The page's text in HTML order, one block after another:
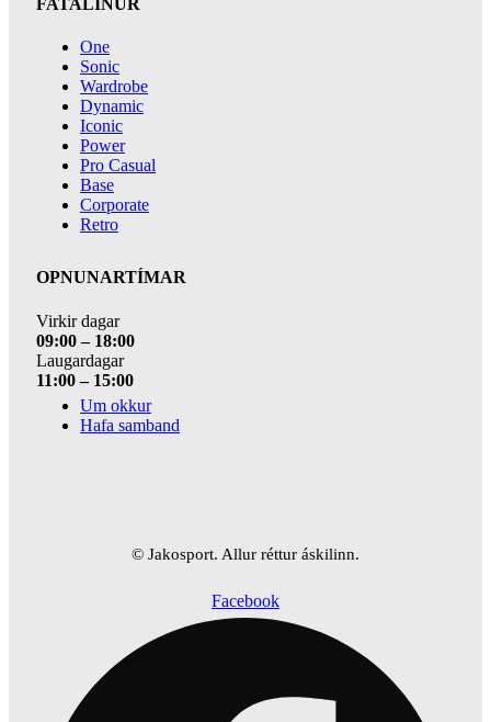
FATALÍNUR
One
Sonic
Wardrobe
Dynamic
Iconic
Power
Pro Casual
Base
Corporate
Retro
OPNUNARTÍMAR
Virkir dagar
09:00 – 18:00
Laugardagar
11:00 – 15:00
Um okkur
Hafa samband
© Jakosport. Allur réttur áskilinn.
Facebook